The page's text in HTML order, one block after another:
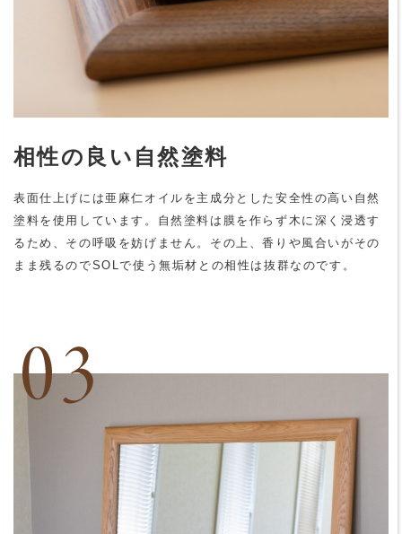
相性の良い自然塗料
表面仕上げには亜麻仁オイルを主成分とした安全性の高い自然
塗料を使用しています。自然塗料は膜を作らず木に深く浸透す
るため、その呼吸を妨げません。その上、香りや風合いがその
まま残るのでSOLで使う無垢材との相性は抜群なのです。